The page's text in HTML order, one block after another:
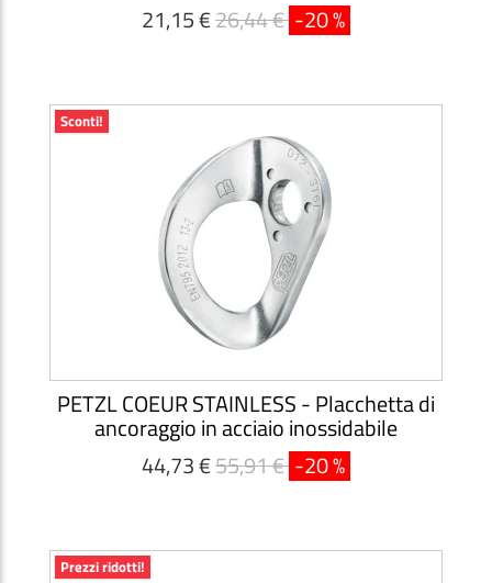
21,15 €26,44 € -20 %
Sconti!
PETZL COEUR STAINLESS - Placchetta di
ancoraggio in acciaio inossidabile
44,73 €55,91 € -20 %
Prezzi ridotti!